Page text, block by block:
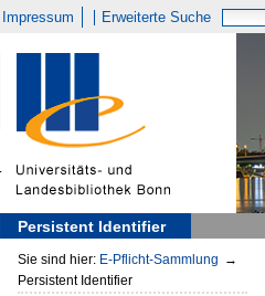
Impressum Erweiterte Suche
Persistent Identifier
Sie sind hier: E-Pflicht-Sammlung →
Persistent Identifier